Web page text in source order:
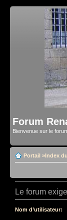
Forum
Bienvenue sur le
Portail »Index
Le forum
Nom d’utilisateur: